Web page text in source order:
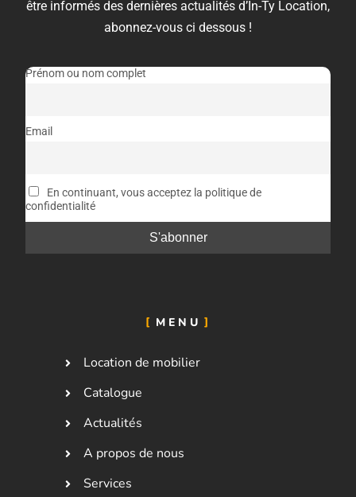
être informés des dernières actualités d’In-Ty Location,
abonnez-vous ci dessous !
Prénom ou nom complet
Email
En continuant, vous acceptez la politique de
confidentialité
MENU
Location de mobilier
Catalogue
Actualités
A propos de nous
Services